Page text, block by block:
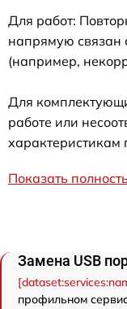
Для работ:
напрямую связан
(например,
Для
работе или
Показать
Замена USB
профильном